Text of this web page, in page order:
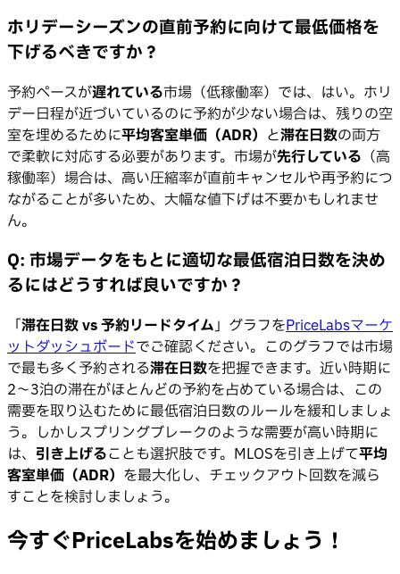
ホリデーシーズンの直前予約に向けて最低価格を
下げるべきですか？
予約ペースが遅れている市場（低稼働率）では、はい。ホリ
デー日程が近づいているのに予約が少ない場合は、残りの空
室を埋めるために平均客室単価（ADR） と滞在日数の両方
で柔軟に対応する必要があります。市場が先行している （高
稼働率）場合は、高い圧縮率が直前キャンセルや再予約につ
ながることが多いため、大幅な値下げは不要かもしれませ
ん。
Q: 市場データをもとに適切な最低宿泊日数を決め
るにはどうすれば良いですか？
「滞在日数 vs 予約リードタイム」グラフをPriceLabsマーケ
ットダッシュボードでご確認ください。このグラフでは市場
で最も多く予約される滞在日数を把握できます。近い時期に
2〜3泊の滞在がほとんどの予約を占めている場合は、この
需要を取り込むために最低宿泊日数のルールを緩和しましょ
う。しかしスプリングブレークのような需要が高い時期に
は、 引き上げることも選択肢です。MLOSを引き上げて平均
客室単価（ADR） を最大化し、チェックアウト回数を減ら
すことを検討しましょう。
今すぐPriceLabsを始めましょう！